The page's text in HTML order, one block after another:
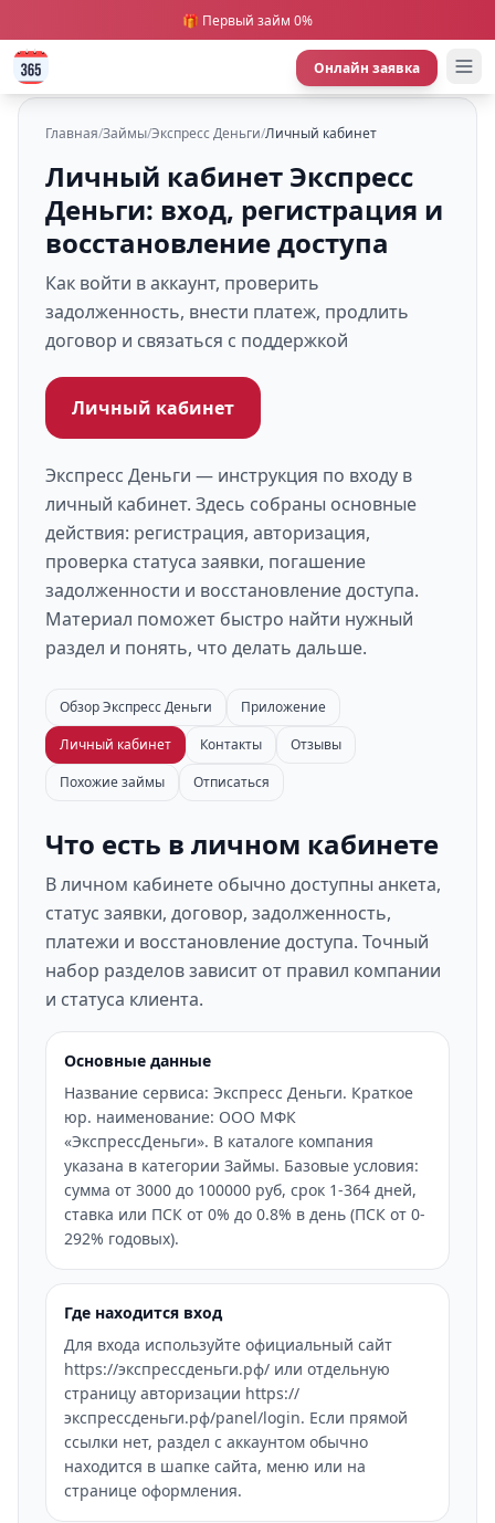
🎁 Первый займ 0%
Онлайн заявка
Главная/Займы/Экспресс Деньги/Личный кабинет
Личный кабинет Экспресс
Деньги: вход, регистрация и
восстановление доступа
Как войти в аккаунт, проверить
задолженность, внести платеж, продлить
договор и связаться с поддержкой
Личный кабинет
Экспресс Деньги — инструкция по входу в
личный кабинет. Здесь собраны основные
действия: регистрация, авторизация,
проверка статуса заявки, погашение
задолженности и восстановление доступа.
Материал поможет быстро найти нужный
раздел и понять, что делать дальше.
Обзор Экспресс Деньги
Приложение
Личный кабинет
Контакты
Отзывы
Похожие займы
Отписаться
Что есть в личном кабинете
В личном кабинете обычно доступны анкета,
статус заявки, договор, задолженность,
платежи и восстановление доступа. Точный
набор разделов зависит от правил компании
и статуса клиента.
Основные данные
Название сервиса: Экспресс Деньги. Краткое
юр. наименование: ООО МФК
«ЭкспрессДеньги». В каталоге компания
указана в категории Займы. Базовые условия:
сумма от 3000 до 100000 руб, срок 1-364 дней,
ставка или ПСК от 0% до 0.8% в день (ПСК от 0-
292% годовых).
Где находится вход
Для входа используйте официальный сайт
https://экспрессденьги.рф/ или отдельную
страницу авторизации https://
экспрессденьги.рф/panel/login. Если прямой
ссылки нет, раздел с аккаунтом обычно
находится в шапке сайта, меню или на
странице оформления.